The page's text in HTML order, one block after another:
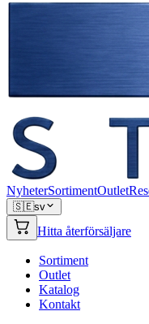
NyheterSortimentOutlet
🇸🇪sv
Hitta återförsäljare
Sortiment
Outlet
Katalog
Kontakt